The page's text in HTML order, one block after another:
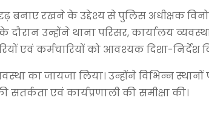
रखने के उद्देश्य से पुलिस अधीक्षक विनोद
उन्होंने थाना परिसर, कार्यालय
एवं कर्मचारियों को आवश्यक दिशा-निर्देश
का जायजा लिया। उन्होंने विभिन्न स्थानों
एवं कार्यप्रणाली की समीक्षा की।